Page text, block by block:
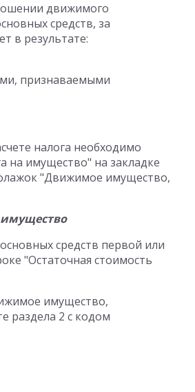
движимого
средств, за
в результате:
признаваемыми
налога необходимо
на имущество" на закладке
"Движимое имущество,
имущество
средств первой или
"Остаточная стоимость
имущество,
раздела 2 с кодом